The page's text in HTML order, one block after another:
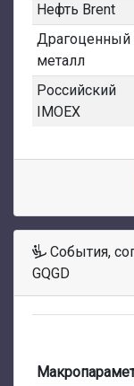
Нефть Brent
Драгоценный
металл
Российский
IMOEX
События,
GQGD